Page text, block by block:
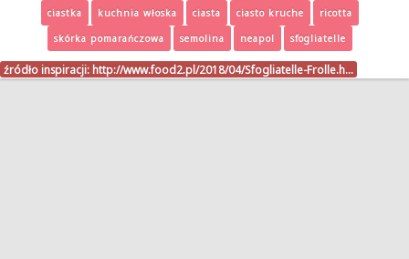
ciastka kuchnia włoska ciasta ciasto kruche
ricotta
skórka pomarańczowa
semolina neapol sfogliatelle
źródło inspiracji: http://www.food2.pl/2018/04/Sfogliatelle-Frolle.h…